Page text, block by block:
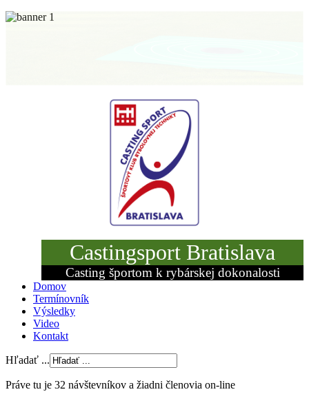
Castingsport Bratislava
Casting športom k rybárskej dokonalosti
Domov
Termínovník
Výsledky
Video
Kontakt
Hľadať ...
Práve tu je 32 návštevníkov a žiadni členovia on-line